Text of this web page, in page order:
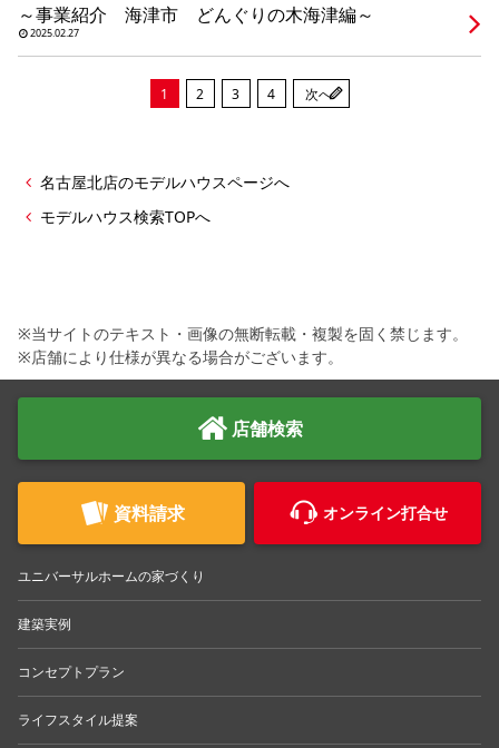
～事業紹介 海津市 どんぐりの木海津編～
2025.02.27
1 2 3 4 次へ
名古屋北店のモデルハウスページへ
モデルハウス検索TOPへ
※当サイトのテキスト・画像の無断転載・複製を固く禁じます。
※店舗により仕様が異なる場合がございます。
店舗検索
資料請求 オンライン打合せ
ユニバーサルホームの家づくり
建築実例
コンセプトプラン
ライフスタイル提案